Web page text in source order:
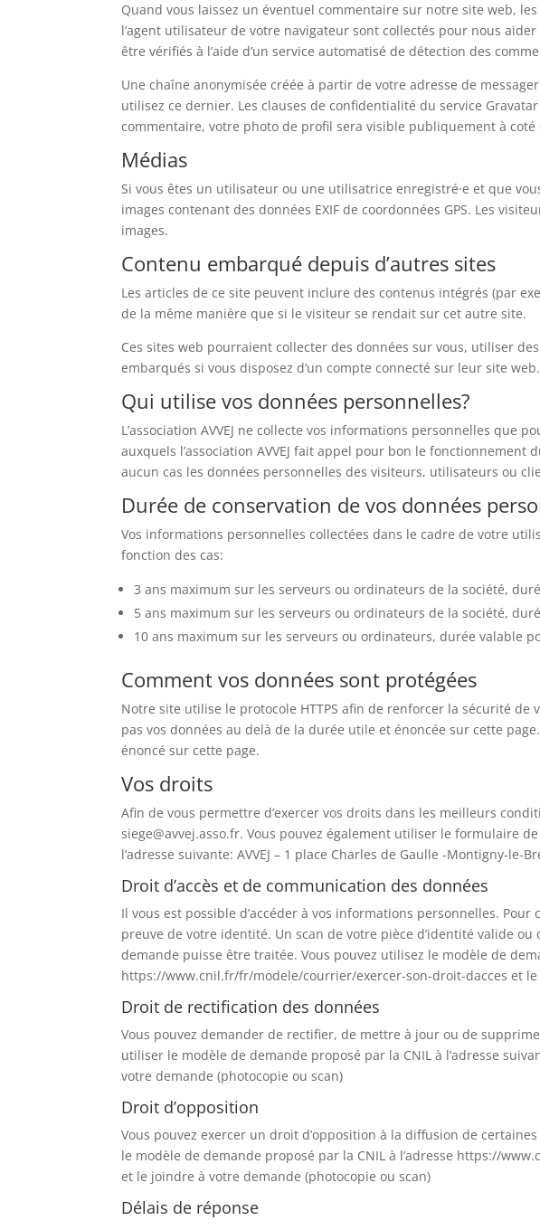
Quand vous laissez un éventuel commentaire sur notre site web,
l’agent utilisateur de votre navigateur sont collectés pour nous
être vérifiés à l’aide d’un service automatisé de détection des
Une chaîne anonymisée créée à partir de votre adresse de
utilisez ce dernier. Les clauses de confidentialité du service
commentaire, votre photo de profil sera visible publiquement à coté
Médias
Si vous êtes un utilisateur ou une utilisatrice enregistré·e et que
images contenant des données EXIF de coordonnées GPS. Les
images.
Contenu embarqué depuis d’autres sites
Les articles de ce site peuvent inclure des contenus intégrés (par
de la même manière que si le visiteur se rendait sur cet autre site.
Ces sites web pourraient collecter des données sur vous, utiliser
embarqués si vous disposez d’un compte connecté sur leur site web.
Qui utilise vos données personnelles?
L’association AVVEJ ne collecte vos informations personnelles que
auxquels l’association AVVEJ fait appel pour bon le fonctionnement
aucun cas les données personnelles des visiteurs, utilisateurs ou
Durée de conservation de vos données
Vos informations personnelles collectées dans le cadre de votre
fonction des cas:
3 ans maximum sur les serveurs ou ordinateurs de la société,
5 ans maximum sur les serveurs ou ordinateurs de la société,
10 ans maximum sur les serveurs ou ordinateurs, durée valable
Comment vos données sont protégées
Notre site utilise le protocole HTTPS afin de renforcer la sécurité
pas vos données au delà de la durée utile et énoncée sur cette
énoncé sur cette page.
Vos droits
Afin de vous permettre d’exercer vos droits dans les meilleurs
siege@avvej.asso.fr. Vous pouvez également utiliser le formulaire
l’adresse suivante: AVVEJ – 1 place Charles de Gaulle -Montigny-le-
Droit d’accès et de communication des données
Il vous est possible d’accéder à vos informations personnelles.
preuve de votre identité. Un scan de votre pièce d’identité valide
demande puisse être traitée. Vous pouvez utilisez le modèle de
https://www.cnil.fr/fr/modele/courrier/exercer-son-droit-dacces et
Droit de rectification des données
Vous pouvez demander de rectifier, de mettre à jour ou de
utiliser le modèle de demande proposé par la CNIL à l’adresse
votre demande (photocopie ou scan)
Droit d’opposition
Vous pouvez exercer un droit d’opposition à la diffusion de
le modèle de demande proposé par la CNIL à l’adresse https://
et le joindre à votre demande (photocopie ou scan)
Délais de réponse